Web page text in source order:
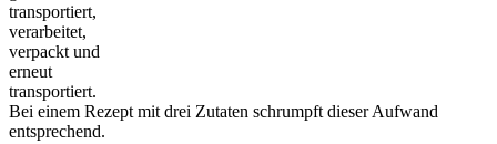
transportiert,
verarbeitet,
verpackt und
erneut
transportiert.
Bei einem Rezept mit drei Zutaten schrumpft dieser Aufwand
entsprechend.